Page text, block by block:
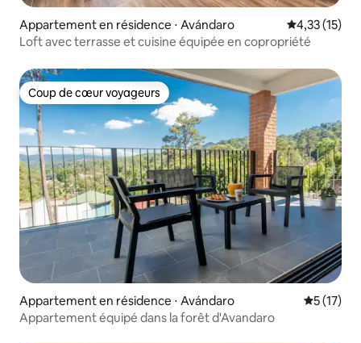
Appartement en résidence ⋅ Avándaro Évaluation
4,33 (15)
Loft avec terrasse et cuisine équipée en copropriété
Coup de cœur voyageurs
Coup de cœur voyageurs
Appartement en résidence ⋅ Avándaro
5 (17)
Appartement équipé dans la forêt d'Avandaro